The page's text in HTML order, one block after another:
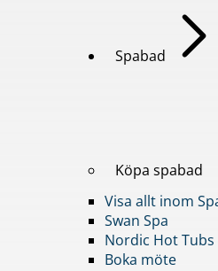
Spabad
Köpa spabad
Visa allt inom
Swan Spa
Nordic Hot Tubs
Boka möte